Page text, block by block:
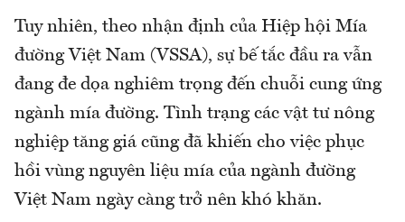
Tuy nhiên, theo nhận định của Hiệp hội Mía
đường Việt Nam (VSSA), sự bế tắc đầu ra vẫn
đang đe dọa nghiêm trọng đến chuỗi cung ứng
ngành mía đường. Tình trạng các vật tư nông
nghiệp tăng giá cũng đã khiến cho việc phục
hồi vùng nguyên liệu mía của ngành đường
Việt Nam ngày càng trở nên khó khăn.